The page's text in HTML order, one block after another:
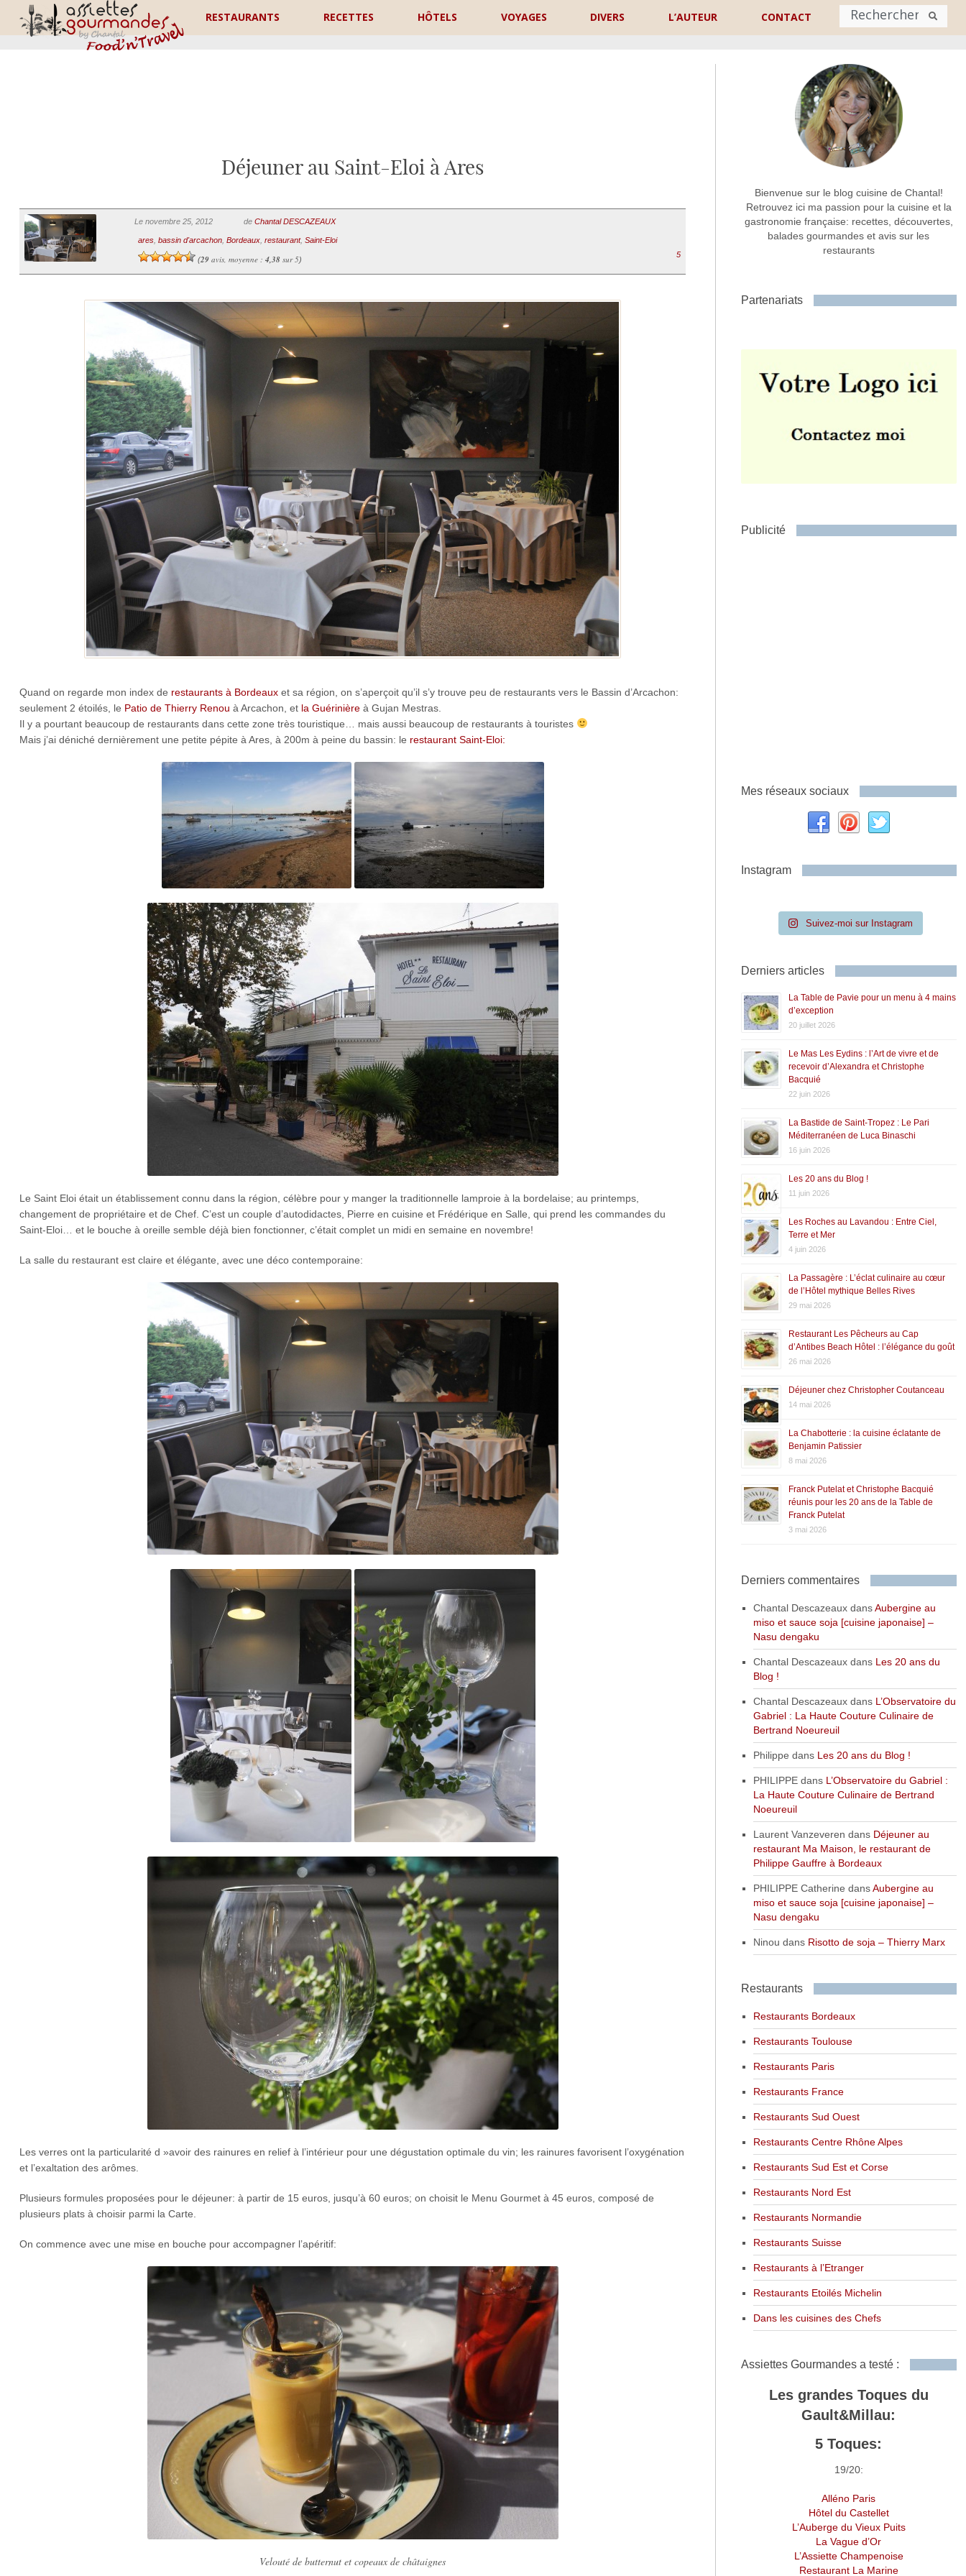
RESTAURANTS RECETTES HÔTELS VOYAGES DIVERS L’AUTEUR CONTACT
Nom
Commentaire ou message *
Déjeuner au Saint-Eloi à Ares
Le novembre 25, 2012 de Chantal DESCAZEAUX
ares, bassin d'arcachon, Bordeaux, restaurant, Saint-Eloi
(29avis, moyenne : 4,38 sur 5)
5
Quand on regarde mon index de restaurants à Bordeauxet sa région, on s’aperçoit qu’il s’y trouve peu de restaurants vers le Bassin d’Arcachon:
seulement 2 étoilés, le Patio de Thierry Renou à Arcachon, et la Guérinièreà Gujan Mestras.
Il y a pourtant beaucoup de restaurants dans cette zone très touristique… mais aussi beaucoup de restaurants à touristes
Mais j’ai déniché dernièrement une petite pépite à Ares, à 200m à peine du bassin: le restaurant Saint-Eloi:
Le Saint Eloi était un établissement connu dans la région, célèbre pour y manger la traditionnelle lamproie à la bordelaise; au printemps,
changement de propriétaire et de Chef. C’est un couple d’autodidactes, Pierre en cuisine et Frédérique en Salle, qui prend les commandes du
Saint-Eloi… et le bouche à oreille semble déjà bien fonctionner, c’était complet un midi en semaine en novembre!
La salle du restaurant est claire et élégante, avec une déco contemporaine:
Les verres ont la particularité d »avoir des rainures en relief à l’intérieur pour une dégustation optimale du vin; les rainures favorisent l’oxygénation
et l’exaltation des arômes.
Plusieurs formules proposées pour le déjeuner: à partir de 15 euros, jusqu’à 60 euros; on choisit le Menu Gourmet à 45 euros, composé de
plusieurs plats à choisir parmi la Carte.
On commence avec une mise en bouche pour accompagner l’apéritif:
Velouté de butternut et copeaux de châtaignes
Bienvenue sur le blog cuisine de Chantal!
Retrouvez ici ma passion pour la cuisine et la
gastronomie française: recettes, découvertes,
balades gourmandes et avis sur les
restaurants
Partenariats
Publicité
Mes réseaux sociaux
Instagram
Suivez-moi sur Instagram
Derniers articles
La Table de Pavie pour un menu à 4 mains
d’exception
20 juillet 2026
Le Mas Les Eydins : l’Art de vivre et de
recevoir d’Alexandra et Christophe
Bacquié
22 juin 2026
La Bastide de Saint-Tropez : Le Pari
Méditerranéen de Luca Binaschi
16 juin 2026
Les 20 ans du Blog !
11 juin 2026
Les Roches au Lavandou : Entre Ciel,
Terre et Mer
4 juin 2026
La Passagère : L’éclat culinaire au cœur
de l’Hôtel mythique Belles Rives
29 mai 2026
Restaurant Les Pêcheurs au Cap
d’Antibes Beach Hôtel : l’élégance du goût
26 mai 2026
Déjeuner chez Christopher Coutanceau
14 mai 2026
La Chabotterie : la cuisine éclatante de
Benjamin Patissier
8 mai 2026
Franck Putelat et Christophe Bacquié
réunis pour les 20 ans de la Table de
Franck Putelat
3 mai 2026
Derniers commentaires
Chantal DescazeauxdansAubergine au
miso et sauce soja [cuisine japonaise] –
Nasu dengaku
Chantal Descazeauxdans Les 20 ans du
Blog !
Chantal Descazeauxdans L’Observatoire du
Gabriel : La Haute Couture Culinaire de
Bertrand Noeureuil
Philippe dans Les 20 ans du Blog !
PHILIPPEdans L’Observatoire du Gabriel :
La Haute Couture Culinaire de Bertrand
Noeureuil
Laurent Vanzeveren dans Déjeuner au
restaurant Ma Maison, le restaurant de
Philippe Gauffre à Bordeaux
PHILIPPE Catherine dansAubergine au
miso et sauce soja [cuisine japonaise] –
Nasu dengaku
Ninou dans Risotto de soja – Thierry Marx
Restaurants
Restaurants Bordeaux
Restaurants Toulouse
Restaurants Paris
Restaurants France
Restaurants Sud Ouest
Restaurants Centre Rhône Alpes
Restaurants Sud Est et Corse
Restaurants Nord Est
Restaurants Normandie
Restaurants Suisse
Restaurants à l’Etranger
Restaurants Etoilés Michelin
Dans les cuisines des Chefs
Assiettes Gourmandes a testé :
Les grandes Toques du
Gault&Millau:
5 Toques:
19/20:
Alléno Paris
Hôtel du Castellet
L’Auberge du Vieux Puits
La Vague d’Or
L’Assiette Champenoise
Restaurant La Marine